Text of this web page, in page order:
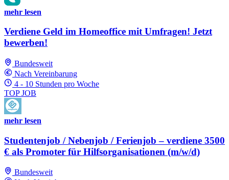
mehr lesen
Verdiene Geld im Homeoffice mit Umfragen! Jetzt
bewerben!
Bundesweit
Nach Vereinbarung
4 - 10 Stunden pro Woche
TOP JOB
mehr lesen
Studentenjob / Nebenjob / Ferienjob – verdiene 3500
€ als Promoter für Hilfsorganisationen (m/w/d)
Bundesweit